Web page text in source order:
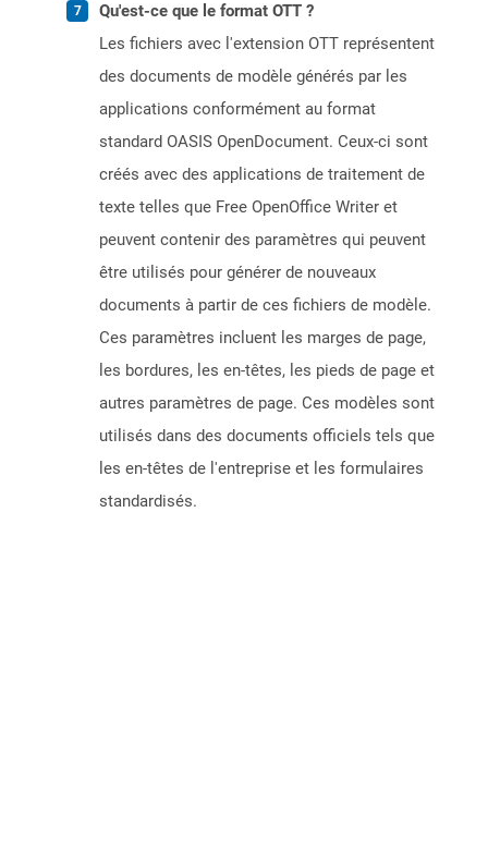
Qu'est-ce que le format OTT ?
Les fichiers avec l'extension OTT représentent
des documents de modèle générés par les
applications conformément au format
standard OASIS OpenDocument. Ceux-ci sont
créés avec des applications de traitement de
texte telles que Free OpenOffice Writer et
peuvent contenir des paramètres qui peuvent
être utilisés pour générer de nouveaux
documents à partir de ces fichiers de modèle.
Ces paramètres incluent les marges de page,
les bordures, les en-têtes, les pieds de page et
autres paramètres de page. Ces modèles sont
utilisés dans des documents officiels tels que
les en-têtes de l'entreprise et les formulaires
standardisés.